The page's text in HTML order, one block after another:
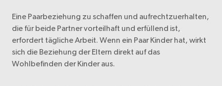
Eine Paarbeziehung zu schaffen und aufrechtzuerhalten,
die für beide Partner vorteilhaft und erfüllend ist,
erfordert tägliche Arbeit. Wenn ein Paar Kinder hat, wirkt
sich die Beziehung der Eltern direkt auf das
Wohlbefinden der Kinder aus.